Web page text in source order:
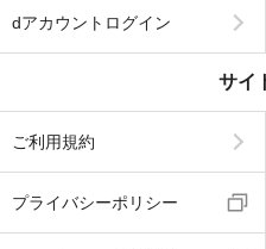
dアカウントログイン
サイ
ご利用規約
プライバシーポリシー